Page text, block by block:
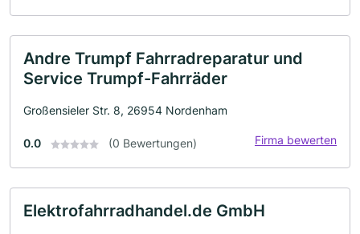
Andre Trumpf Fahrradreparatur und
Service Trumpf-Fahrräder
Großensieler Str. 8, 26954 Nordenham
0.0 (0 Bewertungen) Firma bewerten
Elektrofahrradhandel.de GmbH